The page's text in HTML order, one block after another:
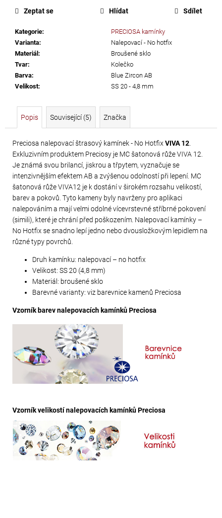
Kategorie:
PRECIOSA kamínky
Varianta:
Nalepovací - No hotfix
Materiál:
Broušené sklo
Tvar:
Kolečko
Barva:
Blue Zircon AB
Velikost: SS 20 - 4,8 mm
Zeptat se Hlídat Sdílet
Popis Související (5) Značka
Preciosa nalepovací štrasový kamínek - No HotfixVIVA 12
Exkluzivním produktem Preciosy je MC šatonová růže VIVA 12.
Je známá svou brilancí, jiskrou a třpytem, vyznačuje se
intenzivnějším efektem AB a zvýšenou odolností při lepení. MC
šatonová růže VIVA12 je k dostání v širokém rozsahu velikostí,
barev a pokovů. Tyto kameny byly navrženy pro aplikaci
nalepováním a mají velmi odolné vícevrstevné stříbrné pokovení
(simili), které je chrání před poškozením. Nalepovací kamínky –
No Hotfix se snadno lepí jedno nebo dvousložkovým lepidlem na
různé typy povrchů.
Druh kamínku: nalepovací – no hotfix
Velikost: SS 20 (4,8 mm)
Materiál: broušené sklo
Barevné varianty: viz barevnice kamenů Preciosa
Vzorník barev nalepovacích kamínků Preciosa
Vzorník velikostí nalepovacích kamínků Preciosa
m
TŘÁSNĚ
NEELASTICKÉ
BARBADOS
DÉLKA
CM
620
Kč